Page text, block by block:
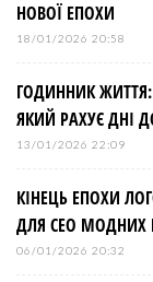
НОВОЇ ЕПОХИ
18/01/2026 20:58
ГОДИННИК
ЯКИЙ РАХУЄ ДНІ
13/01/2026 22:09
КІНЕЦЬ ЕПОХИ
ДЛЯ СЕО МОДНИХ
06/01/2026 20:32